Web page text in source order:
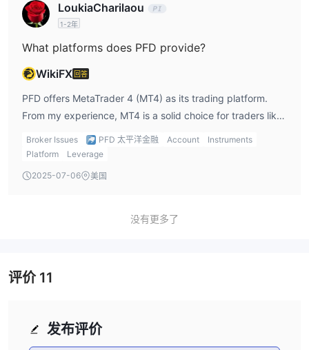
in mind. Additionally, there are commission fees on the
PFDPro and PFDProPlus accounts, which would impact my
profitability, especially if I’m making frequent trades. Even
these fees and commissions to better understand the total
cost of trading with PFD investments.
LoukiaCharilaou
1-2年
What platforms does PFD provide?
WikiFX 回答
PFD offers MetaTrader 4 (MT4) as its trading platform.
From my experience, MT4 is a solid choice for traders like
me who are looking for a platform with comprehensive
charting tools, technical analysis, and automated trading
accessible. However, I do wish PFD offered MT5, as MT5
improved order execution, which would be beneficial for
works well for my current trading needs.
Broker Issues PFD 太平洋金融 Account
Instruments
Platform
Leverage
2025-07-06 美国
没有更多了
发布评价
评价11